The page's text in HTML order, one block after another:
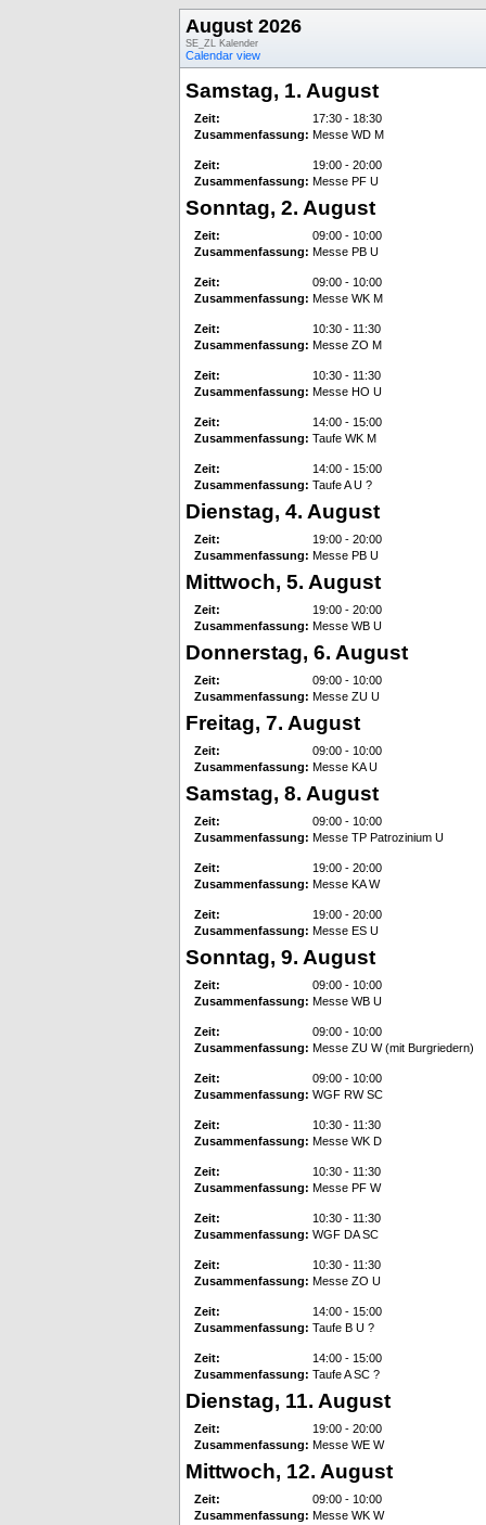
August 2026
SE_ZL Kalender
Calendar view
Samstag, 1. August
Zeit:
17:30 - 18:30
Zusammenfassung: Messe WD M
Zeit:
19:00 - 20:00
Zusammenfassung: Messe PF U
Sonntag, 2. August
Zeit:
09:00 - 10:00
Zusammenfassung: Messe PB U
Zeit:
09:00 - 10:00
Zusammenfassung: Messe WK M
Zeit:
10:30 - 11:30
Zusammenfassung: Messe ZO M
Zeit:
10:30 - 11:30
Zusammenfassung: Messe HO U
Zeit:
14:00 - 15:00
Zusammenfassung: Taufe WK M
Zeit:
14:00 - 15:00
Zusammenfassung: Taufe A U ?
Dienstag, 4. August
Zeit:
19:00 - 20:00
Zusammenfassung: Messe PB U
Mittwoch, 5. August
Zeit:
19:00 - 20:00
Zusammenfassung: Messe WB U
Donnerstag, 6. August
Zeit:
09:00 - 10:00
Zusammenfassung: Messe ZU U
Freitag, 7. August
Zeit:
09:00 - 10:00
Zusammenfassung: Messe KA U
Samstag, 8. August
Zeit:
09:00 - 10:00
Zusammenfassung: Messe TP Patrozinium U
Zeit:
19:00 - 20:00
Zusammenfassung: Messe KA W
Zeit:
19:00 - 20:00
Zusammenfassung: Messe ES U
Sonntag, 9. August
Zeit:
09:00 - 10:00
Zusammenfassung: Messe WB U
Zeit:
09:00 - 10:00
Zusammenfassung: Messe ZU W (mit Burgriedern)
Zeit:
09:00 - 10:00
Zusammenfassung: WGF RW SC
Zeit:
10:30 - 11:30
Zusammenfassung: Messe WK D
Zeit:
10:30 - 11:30
Zusammenfassung: Messe PF W
Zeit:
10:30 - 11:30
Zusammenfassung: WGF DA SC
Zeit:
10:30 - 11:30
Zusammenfassung: Messe ZO U
Zeit:
14:00 - 15:00
Zusammenfassung: Taufe B U ?
Zeit:
14:00 - 15:00
Zusammenfassung: Taufe A SC ?
Dienstag, 11. August
Zeit:
19:00 - 20:00
Zusammenfassung: Messe WE W
Mittwoch, 12. August
Zeit:
09:00 - 10:00
Zusammenfassung: Messe WK W